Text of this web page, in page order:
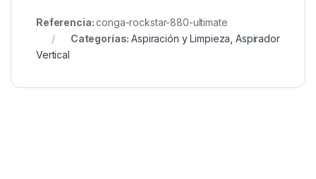
Referencia:conga-rockstar-880-ultimate
Categorías:Aspiración y Limpieza Aspirador
Vertical